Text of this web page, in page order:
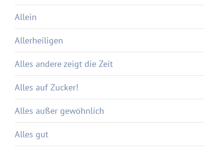
Allein
Allerheiligen
Alles andere zeigt die Zeit
Alles auf Zucker!
Alles außer gewöhnlich
Alles gut